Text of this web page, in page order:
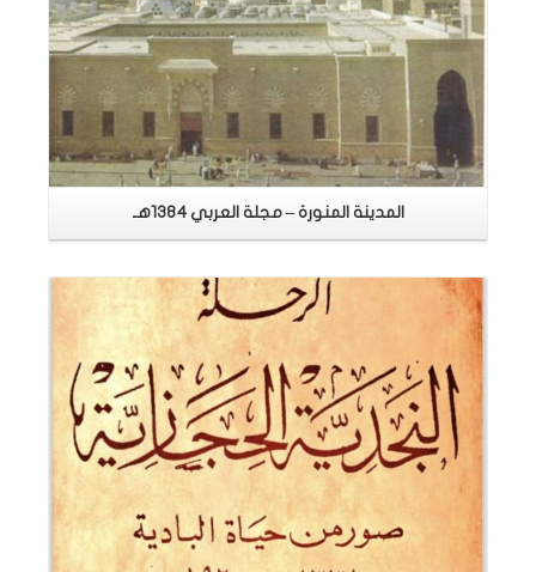
المدينة المنورة – مجلة العربي 1384هـ
اقرأ المزيد